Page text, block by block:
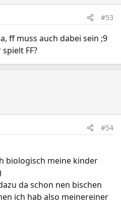
#53
ff muss auch dabei sein ;9
FF?
#54
biologisch meine kinder
da schon nen bischen
ich hab also meinereiner